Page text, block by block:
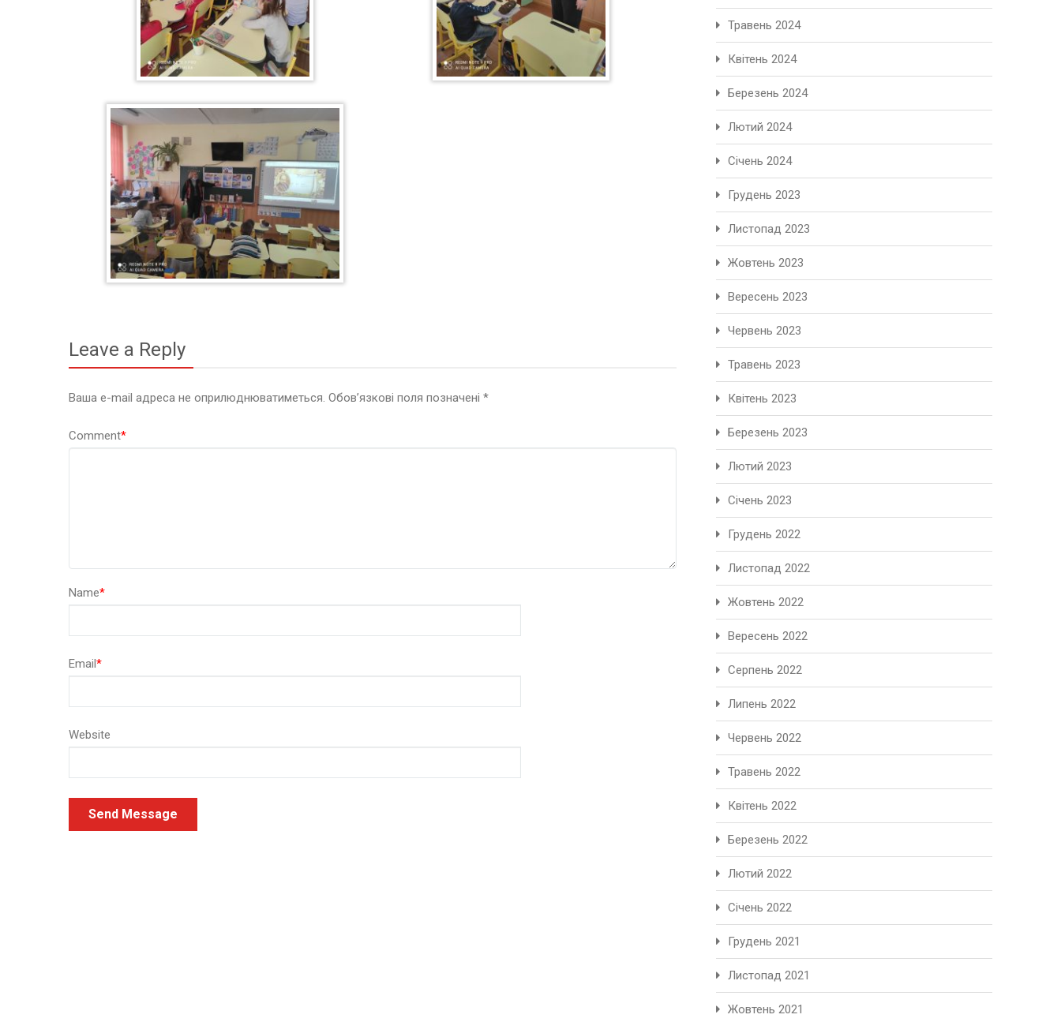
Leave a Reply
Ваша e-mail адреса не оприлюднюватиметься. Обов’язкові поля позначені *
Comment*
Name*
Email *
Website
Травень 2024
Квітень 2024
Березень 2024
Лютий 2024
Січень 2024
Грудень 2023
Листопад 2023
Жовтень 2023
Вересень 2023
Червень 2023
Травень 2023
Квітень 2023
Березень 2023
Лютий 2023
Січень 2023
Грудень 2022
Листопад 2022
Жовтень 2022
Вересень 2022
Серпень 2022
Липень 2022
Червень 2022
Травень 2022
Квітень 2022
Березень 2022
Лютий 2022
Січень 2022
Грудень 2021
Листопад 2021
Жовтень 2021